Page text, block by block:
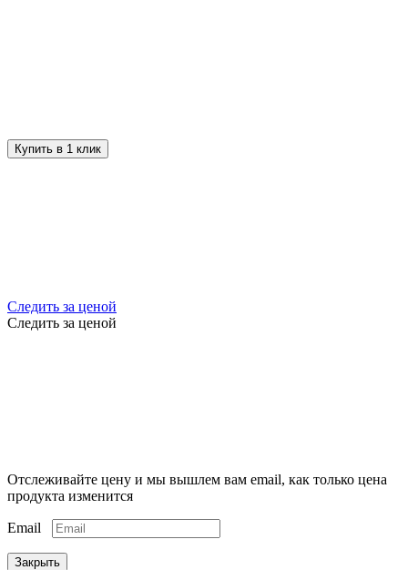
Купить в 1 клик
Следить за ценой
Следить за ценой
Отслеживайте цену и мы вышлем вам email, как только цена
продукта изменится
Email
Закрыть